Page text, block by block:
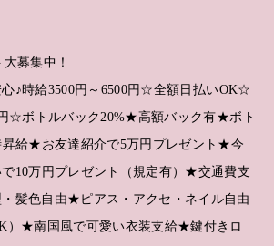
募集中！
心♪時給3500円～6500円☆全額日払いOK☆
円☆ボトルバック20%★高額バック有★ボト
給★お友達紹介で5万円プレゼント★今
10万円プレゼント（規定有）★交通費支
髪色自由★ピアス・アクセ・ネイル自由
）★南国風で可愛い衣装支給★鍵付きロ